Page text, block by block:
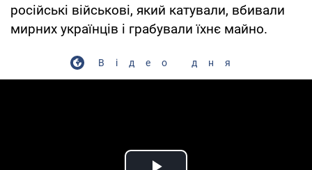
російські військові, який катували, вбивали
мирних українців і грабували їхнє майно.
Відео дня